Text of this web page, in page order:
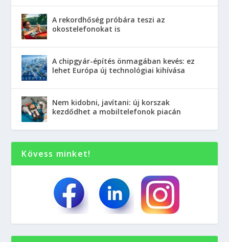
A rekordhőség próbára teszi az
okostelefonokat is
A chipgyár-építés önmagában kevés: ez
lehet Európa új technológiai kihívása
Nem kidobni, javítani: új korszak
kezdődhet a mobiltelefonok piacán
Kövess minket!